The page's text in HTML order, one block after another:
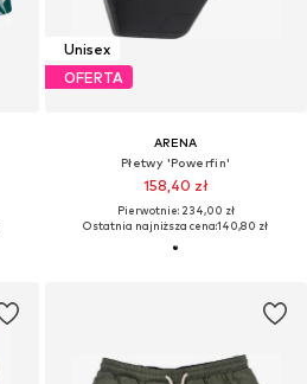
Unisex
OFERTA
ARENA
Płetwy 'Powerfin'
158,40 zł
Pierwotnie: 234,00 zł
Ostatnia najniższa cena:140,80 zł